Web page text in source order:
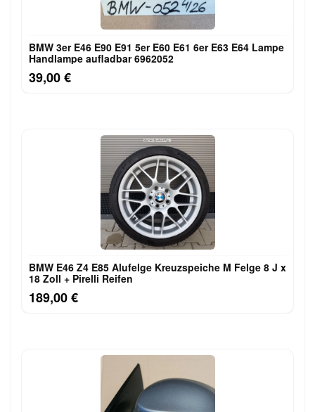
BMW 3er E46 E90 E91 5er E60 E61 6er E63 E64 Lampe
Handlampe aufladbar 6962052
39,00 €
BMW E46 Z4 E85 Alufelge Kreuzspeiche M Felge 8 J x
18 Zoll + Pirelli Reifen
189,00 €